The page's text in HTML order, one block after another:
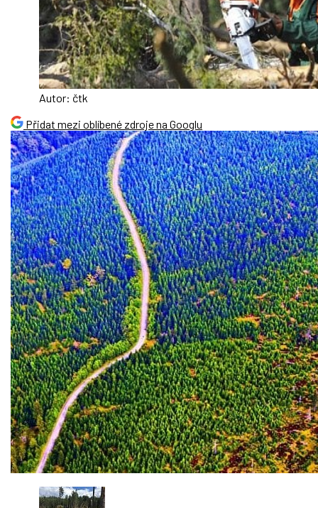
Autor: čtk
Přidat mezi oblíbené zdroje na Googlu